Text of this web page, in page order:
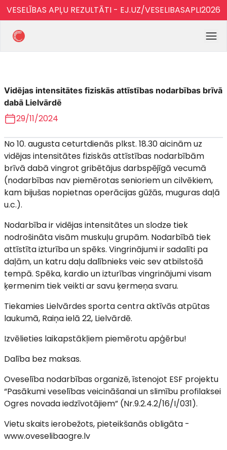
VESELĪBAS APĻU REZULTĀTI - EJ.UZ/VESELIBASAPLI2026
Vidējas intensitātes fiziskās attīstības nodarbības brīvā
dabā Lielvārdē
29/11/2024
No 10. augusta ceturtdienās plkst. 18.30 aicinām uz
vidējas intensitātes fiziskās attīstības nodarbībām
brīvā dabā vingrot gribētājus darbspējīgā vecumā
(nodarbības nav piemērotas senioriem un cilvēkiem,
kam bijušas nopietnas operācijas gūžās, muguras daļā
u.c.).
Nodarbība ir vidējas intensitātes un slodze tiek
nodrošināta visām muskuļu grupām. Nodarbībā tiek
attīstīta izturība un spēks. Vingrinājumi ir sadalīti pa
daļām, un katru daļu dalībnieks veic sev atbilstošā
tempā. Spēka, kardio un izturības vingrinājumi visam
ķermenim tiek veikti ar savu ķermeņa svaru.
Tiekamies Lielvārdes sporta centra aktīvās atpūtas
laukumā, Raiņa ielā 22, Lielvārdē.
Izvēlieties laikapstākļiem piemērotu apģērbu!
Dalība bez maksas.
Oveselība nodarbības organizē, īstenojot ESF projektu
“Pasākumi veselības veicināšanai un slimību profilaksei
Ogres novada iedzīvotājiem” (Nr.9.2.4.2/16/I/031).
Vietu skaits ierobežots, pieteikšanās obligāta -
www.oveselibaogre.lv